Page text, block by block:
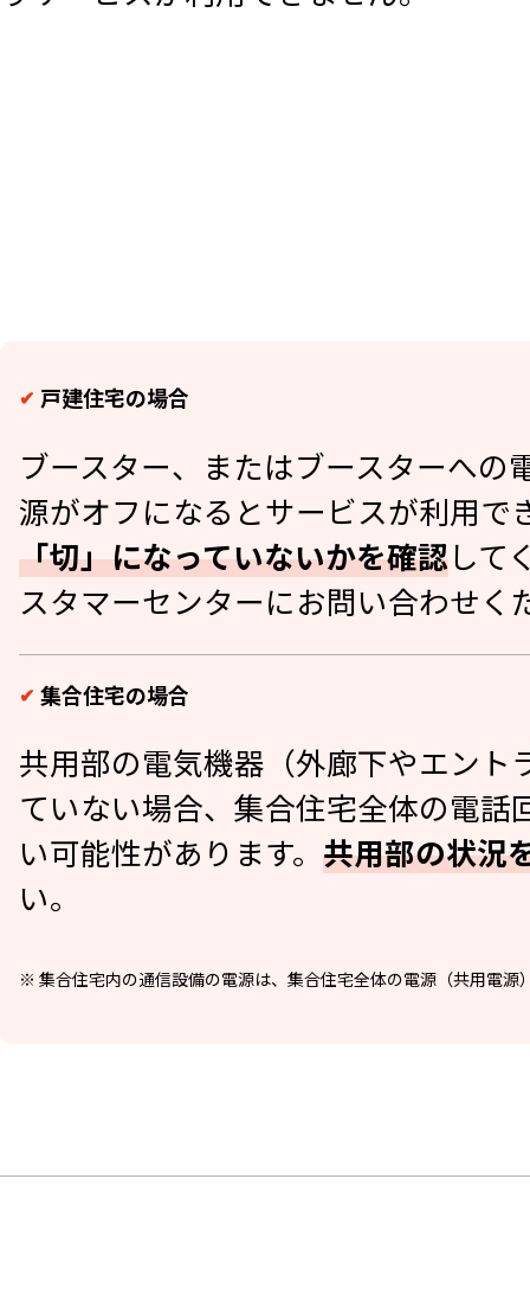
戸建住宅の場合
ブースター、またはブースターへ
源がオフになるとサービスが利用で
「切」になっていないかを確認して
スタマーセンターにお問い合わせく
集合住宅の場合
共用部の電気機器（外廊下やエン
ていない場合、集合住宅全体の電
い可能性があります。 共用部の状況
い。
※ 集合住宅内の通信設備の電源は、集合住宅全体の電源（共用電源